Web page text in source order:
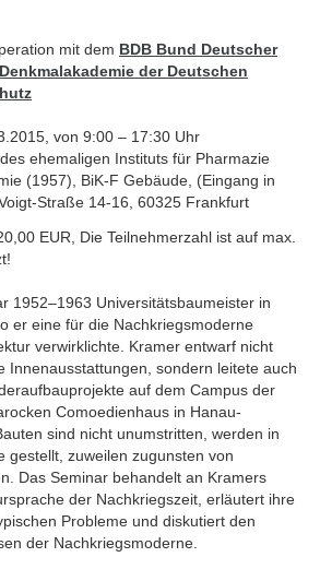
mit dem BDB Bund Deutscher
Denkmalakademie der Deutschen
von 9:00 – 17:30 Uhr
ehemaligen Instituts für Pharmazie
(1957), BiK-F Gebäude, (Eingang in
Straße 14-16, 60325 Frankfurt
EUR, Die Teilnehmerzahl ist auf max.
1952–1963 Universitätsbaumeister in
er eine für die Nachkriegsmoderne
verwirklichte. Kramer entwarf nicht
Innenausstattungen, sondern leitete auch
auf dem Campus der
Comoedienhaus in Hanau-
sind nicht unumstritten, werden in
gestellt, zuweilen zugunsten von
Das Seminar behandelt an Kramers
der Nachkriegszeit, erläutert ihre
Probleme und diskutiert den
der Nachkriegsmoderne.